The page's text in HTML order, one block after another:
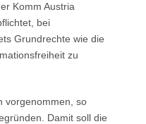
Komm Austria
bei
Grundrechte wie die
zu
vorgenommen, so
Damit soll die